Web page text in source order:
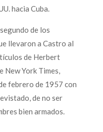
hacia Cuba.
de los
llevaron a Castro al
de Herbert
New York Times,
febrero de 1957 con
de no ser
bien armados.